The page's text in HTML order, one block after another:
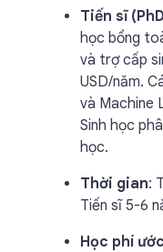
Tiến sĩ
học bổng
và trợ cấp
USD/năm.
và Machine
Sinh học
học.
Thời gian:
Tiến sĩ 5-6
Học phí